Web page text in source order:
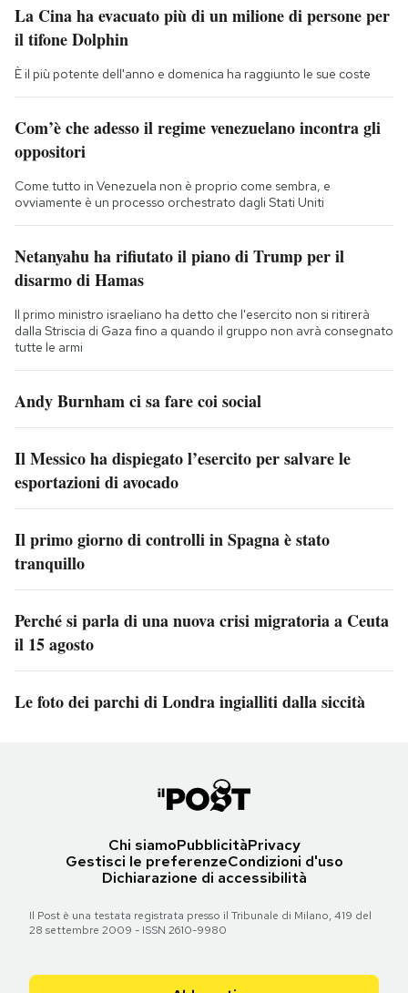
La Cina ha evacuato più di un milione di persone per
il tifone Dolphin
È il più potente dell'anno e domenica ha raggiunto le sue coste
Com’è che adesso il regime venezuelano incontra gli
oppositori
Come tutto in Venezuela non è proprio come sembra, e
ovviamente è un processo orchestrato dagli Stati Uniti
Netanyahu ha rifiutato il piano di Trump per il
disarmo di Hamas
Il primo ministro israeliano ha detto che l'esercito non si ritirerà
dalla Striscia di Gaza fino a quando il gruppo non avrà consegnato
tutte le armi
Andy Burnham ci sa fare coi social
Il Messico ha dispiegato l’esercito per salvare le
esportazioni di avocado
Il primo giorno di controlli in Spagna è stato
tranquillo
Perché si parla di una nuova crisi migratoria a Ceuta
il 15 agosto
Le foto dei parchi di Londra ingialliti dalla siccità
Chi siamoPubblicitàPrivacy
Gestisci le preferenzeCondizioni d'uso
Dichiarazione di accessibilità
Il Post è una testata registrata presso il Tribunale di Milano, 419 del
28 settembre 2009 - ISSN 2610-9980